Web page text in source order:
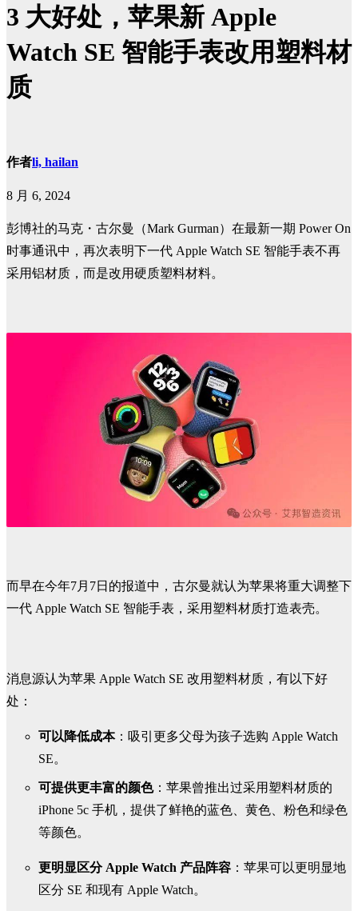
3 大好处，苹果新 Apple
Watch SE 智能手表改用塑料材
质
作者li, hailan
8 月 6, 2024
彭博社的马克・古尔曼（Mark Gurman）在最新一期 Power On
时事通讯中，再次表明下一代 Apple Watch SE 智能手表不再
采用铝材质，而是改用硬质塑料材料。
而早在今年7月7日的报道中，古尔曼就认为苹果将重大调整下
一代 Apple Watch SE 智能手表，采用塑料材质打造表壳。
消息源认为苹果 Apple Watch SE 改用塑料材质，有以下好
处：
可以降低成本：吸引更多父母为孩子选购 Apple Watch
SE。
可提供更丰富的颜色：苹果曾推出过采用塑料材质的
iPhone 5c 手机，提供了鲜艳的蓝色、黄色、粉色和绿色
等颜色。
更明显区分 Apple Watch 产品阵容 ：苹果可以更明显地
区分 SE 和现有 Apple Watch。